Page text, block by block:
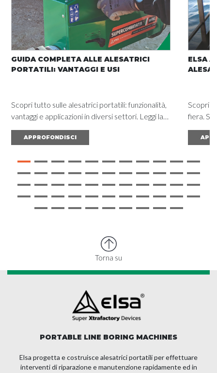
GUIDA COMPLETA ALLE ALESATRICI
PORTATILI: VANTAGGI E USI
Scopri tutto sulle alesatrici portatili: funzionalità,
vantaggi e applicazioni in diversi settori. Leggi la
APPROFONDISCI
ELSA
Scopri
fiera.
Torna su
PORTABLE LINE BORING MACHINES
Elsa progetta e costruisce alesatrici portatili per effettuare
interventi di riparazione e manutenzione rapidamente ed in